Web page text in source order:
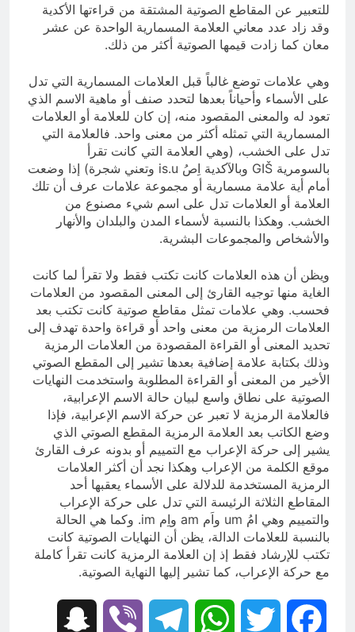
للتعبير عن المقاطع الصوتية المشتقة من قراءتها الأكدية
وقد زاد عدد معاني العلامة المسمارية الواحدة عن عشر
معان كما زادت قيمها الصوتية أكثر من ذلك.
وهي علامات توضع غالباً قبل العلامات المسمارية التي تدل
على الأسماء وأحياناً بعدها لتحدد صنف أو ماهية الاسم الذي
تعود له والمعنى المقصود منه، إن كان للعلامة أو العلامات
المسمارية التي تمثله أكثر من معنى واحد. فالعلامة التي
تدل على الخشب، (وهي العلامة التي كانت تقرأ
بالسومرية GIŠ وبالآكدية اِصُ is.u وتعني شجرة) إذا وضعت
أمام أية علامة مسمارية أو مجموعة علامات عرف أن تلك
العلامة أو العلامات تدل على اسم شيء مصنوع من
الخشب. وهكذا بالنسبة لأسماء المدن والبلدان والأنهار
والأشخاص والمجموعات البشرية.
ويظن أن هذه العلامات كانت تكتب فقط ولا تقرأ لما كانت
الغاية منها توجيه القارئ إلى المعنى المقصود من العلامات
فحسب. وهي علامات تمثل مقاطع صوتية كانت تكتب بعد
العلامات الرمزية من معنى واحد أو قراءة واحدة تهدف إلى
تحديد المعنى أو القراءة المقصودة من العلامات الرمزية
وذلك بكتابة علامة إضافية بعدها تشير إلى المقطع الصوتي
الأخير من المعنى أو القراءة المطلوبة واستخدمت النهايات
الصوتية على نطاق واسع لبيان حالة الاسم الإعرابية،
فالعلامة الرمزية لا تعبر عن حركة الاسم الإعرابية، فإذا
وضع الكاتب بعد العلامة الرمزية المقطع الصوتي الذي
يشير إلى حركة الإعراب مع التمييم أو بدونه عرف القارئ
موقع الكلمة من الإعراب وهكذا نجد أن أكثر العلامات
الرمزية المستخدمة للدلالة على الأسماء يعقبها أحد
المقاطع الثلاثة الرئيسة التي تدل على حركة الإعراب
والتمييم وهي امُ um واَم am واِم im. وكما هي الحالة
بالنسبة للعلامات الدالة، يظن أن النهايات الصوتية كانت
تكتب للإرشاد فقط إذ إن العلامة الرمزية كانت تقرأ كاملة
مع حركة الإعراب، كما تشير إليها النهاية الصوتية.
Facebook
Twitter
WhatsApp
Telegram
Viber